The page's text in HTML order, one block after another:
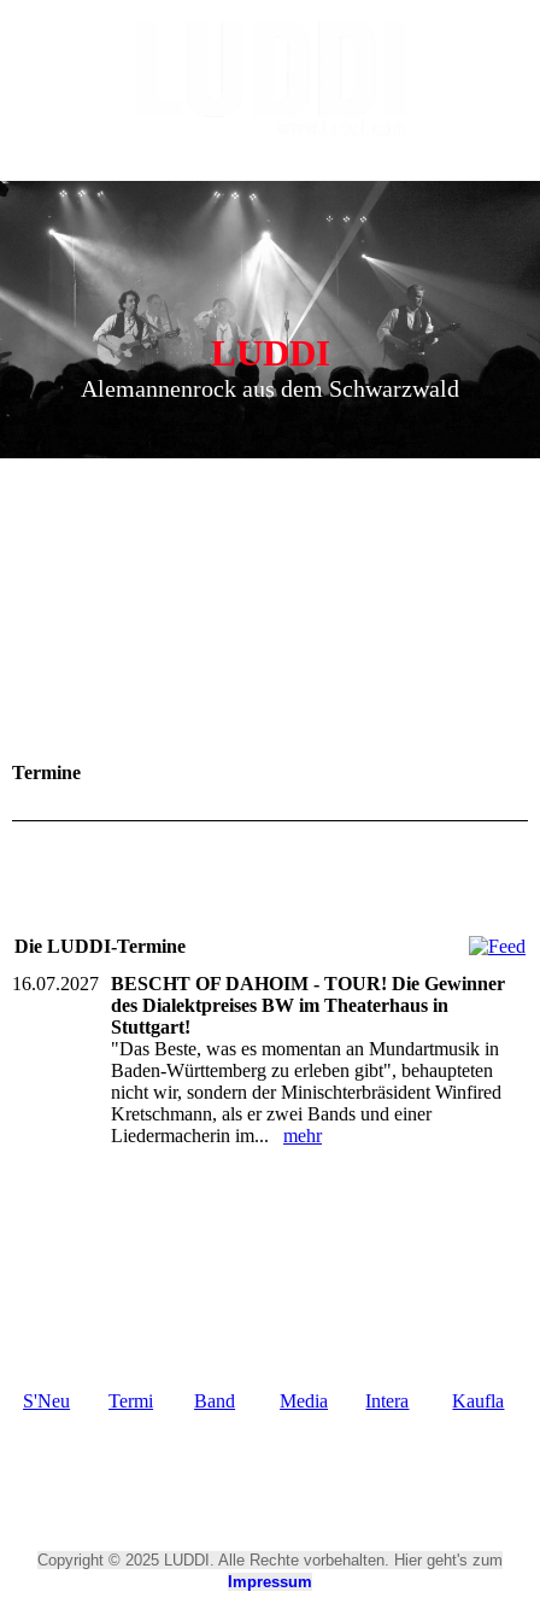
LUDDI
Alemannenrock aus dem Schwarzwald
Termine
Die LUDDI-Termine
16.07.2027 BESCHT OF DAHOIM - TOUR! Die Gewinner
des Dialektpreises BW im Theaterhaus in
Stuttgart!
"Das Beste, was es momentan an Mundartmusik in
Baden-Württemberg zu erleben gibt", behaupteten
nicht wir, sondern der Minischterbräsident Winfired
Kretschmann, als er zwei Bands und einer
Liedermacherin im... mehr
S'Neu
Termi
Band
Media
Intera
Kaufla
Copyright © 2025 LUDDI. Alle Rechte vorbehalten. Hier geht's zum
Impressum